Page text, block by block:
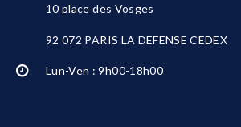
10 place des Vosges
92 072 PARIS LA DEFENSE CEDEX
Lun-Ven : 9h00-18h00